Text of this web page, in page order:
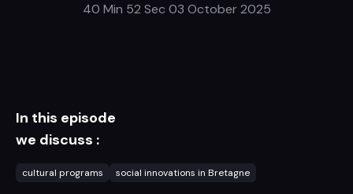
40 Min 52 Sec 03 October 2025
In this episode
we discuss :
cultural programs social innovations in Bretagne